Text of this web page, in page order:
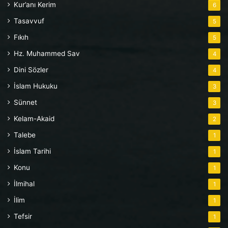
Kur’anı Kerim 6
Tasavvuf 5
Fıkıh 5
Hz. Muhammed Sav 4
Dini Sözler 4
İslam Hukuku 3
Sünnet 3
Kelam-Akaid 2
Talebe 1
İslam Tarihi 1
Konu 1
İlmihal 1
İlim 1
Tefsir 1